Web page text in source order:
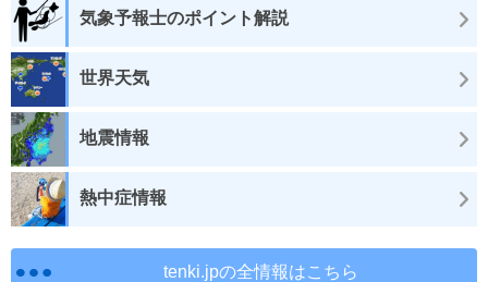
気象予報士のポイント解説
世界天気
地震情報
熱中症情報
tenki.jpの全情報はこちら